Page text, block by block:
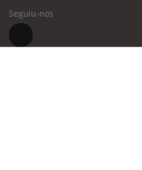
Seguiu-nos